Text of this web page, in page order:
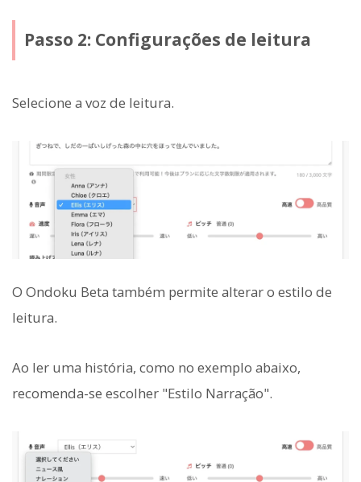
Passo 2: Configurações de leitura
Selecione a voz de leitura.
O Ondoku Beta também permite alterar o estilo de
leitura.
Ao ler uma história, como no exemplo abaixo,
recomenda-se escolher "Estilo Narração".